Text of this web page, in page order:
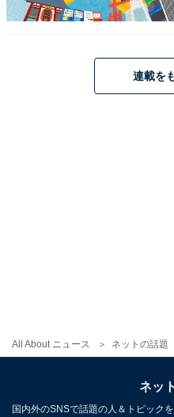
All About ニュース ネットの話題
連載を
ネッ
国内外のSNSで話題の人＆トピック